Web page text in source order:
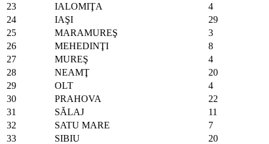
23
IALOMIŢA
4
24
IAŞI
29
25
MARAMUREŞ
3
26
MEHEDINŢI
8
27
MUREŞ
4
28
NEAMŢ
20
29
OLT
4
30
PRAHOVA
22
31
SĂLAJ
11
32
SATU MARE
7
33
SIBIU
20